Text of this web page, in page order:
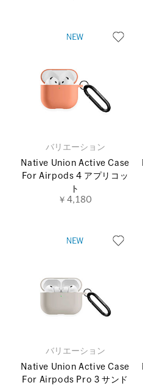
バリエーション
Native Union Active Case
For Airpods 4 アプリコッ
ト
￥4,180
バリエーション
Native Union Active Case
For Airpods Pro 3 サンド